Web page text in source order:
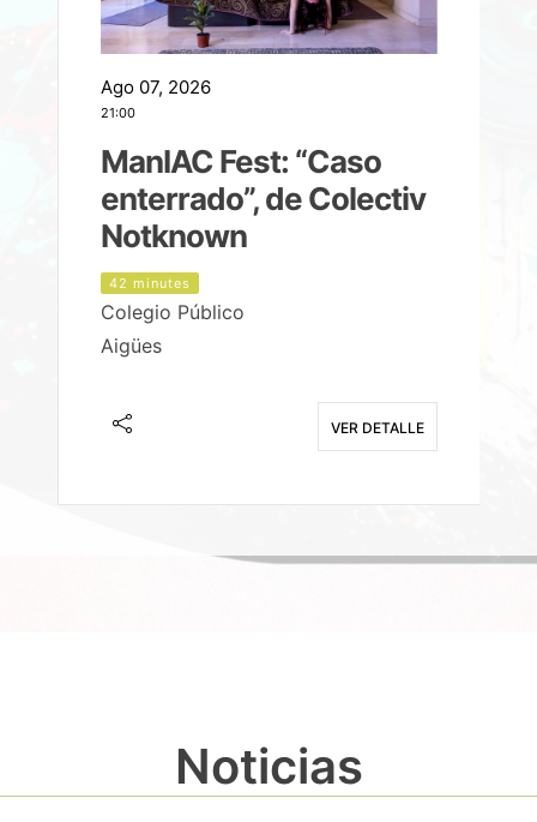
Ago 07, 2026
21:00
ManIAC Fest: “Caso
enterrado”, de Colectiv
Notknown
42 minutes
Colegio Público
Aigües
VER DETALLE
Noticias